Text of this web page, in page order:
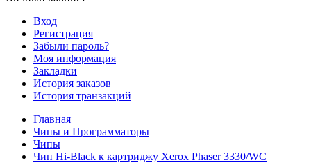
Вход
Регистрация
Забыли пароль?
Моя информация
Закладки
История заказов
История транзакций
Главная
Чипы и Программаторы
Чипы
Чип Hi-Black к картриджу Xerox Phaser 3330/WC